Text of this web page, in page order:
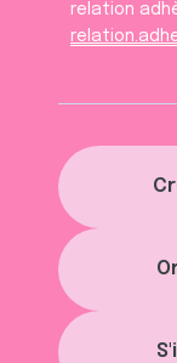
relation